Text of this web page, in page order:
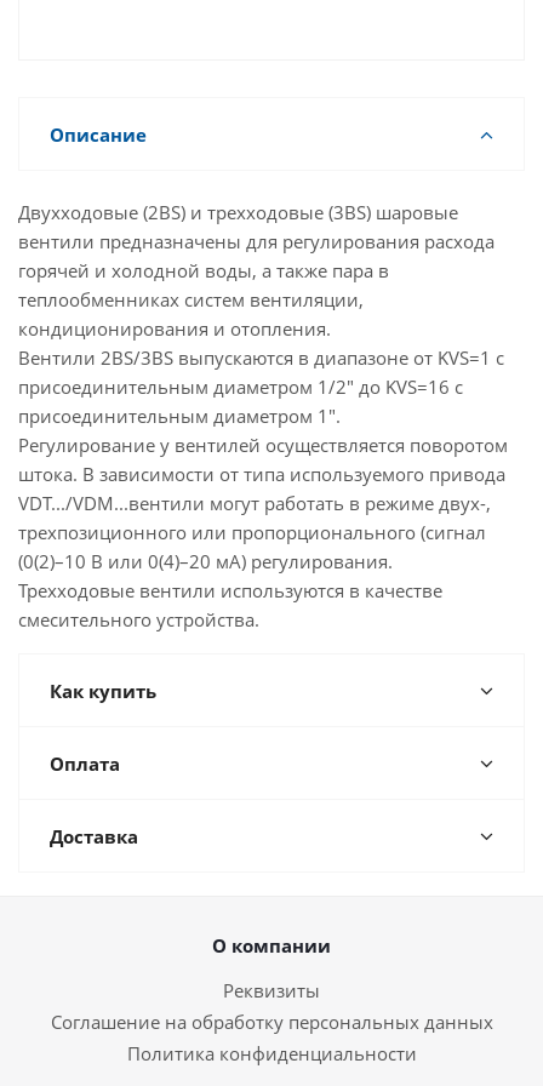
Описание
Двухходовые (2BS) и трехходовые (3BS) шаровые
вентили предназначены для регулирования расхода
горячей и холодной воды, а также пара в
теплообменниках систем вентиляции,
кондиционирования и отопления.
Вентили 2BS/3BS выпускаются в диапазоне от KVS=1 с
присоединительным диаметром 1/2" до KVS=16 с
присоединительным диаметром 1".
Регулирование у вентилей осуществляется поворотом
штока. В зависимости от типа используемого привода
VDT.../VDM...вентили могут работать в режиме двух-,
трехпозиционного или пропорционального (сигнал
(0(2)–10 В или 0(4)–20 мА) регулирования.
Трехходовые вентили используются в качестве
смесительного устройства.
Как купить
Оплата
Доставка
О компании
Реквизиты
Соглашение на обработку персональных данных
Политика конфиденциальности